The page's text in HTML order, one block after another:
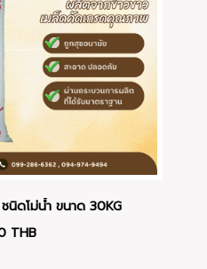
นิดโม่น้ำ ขนาด 30KG
THB